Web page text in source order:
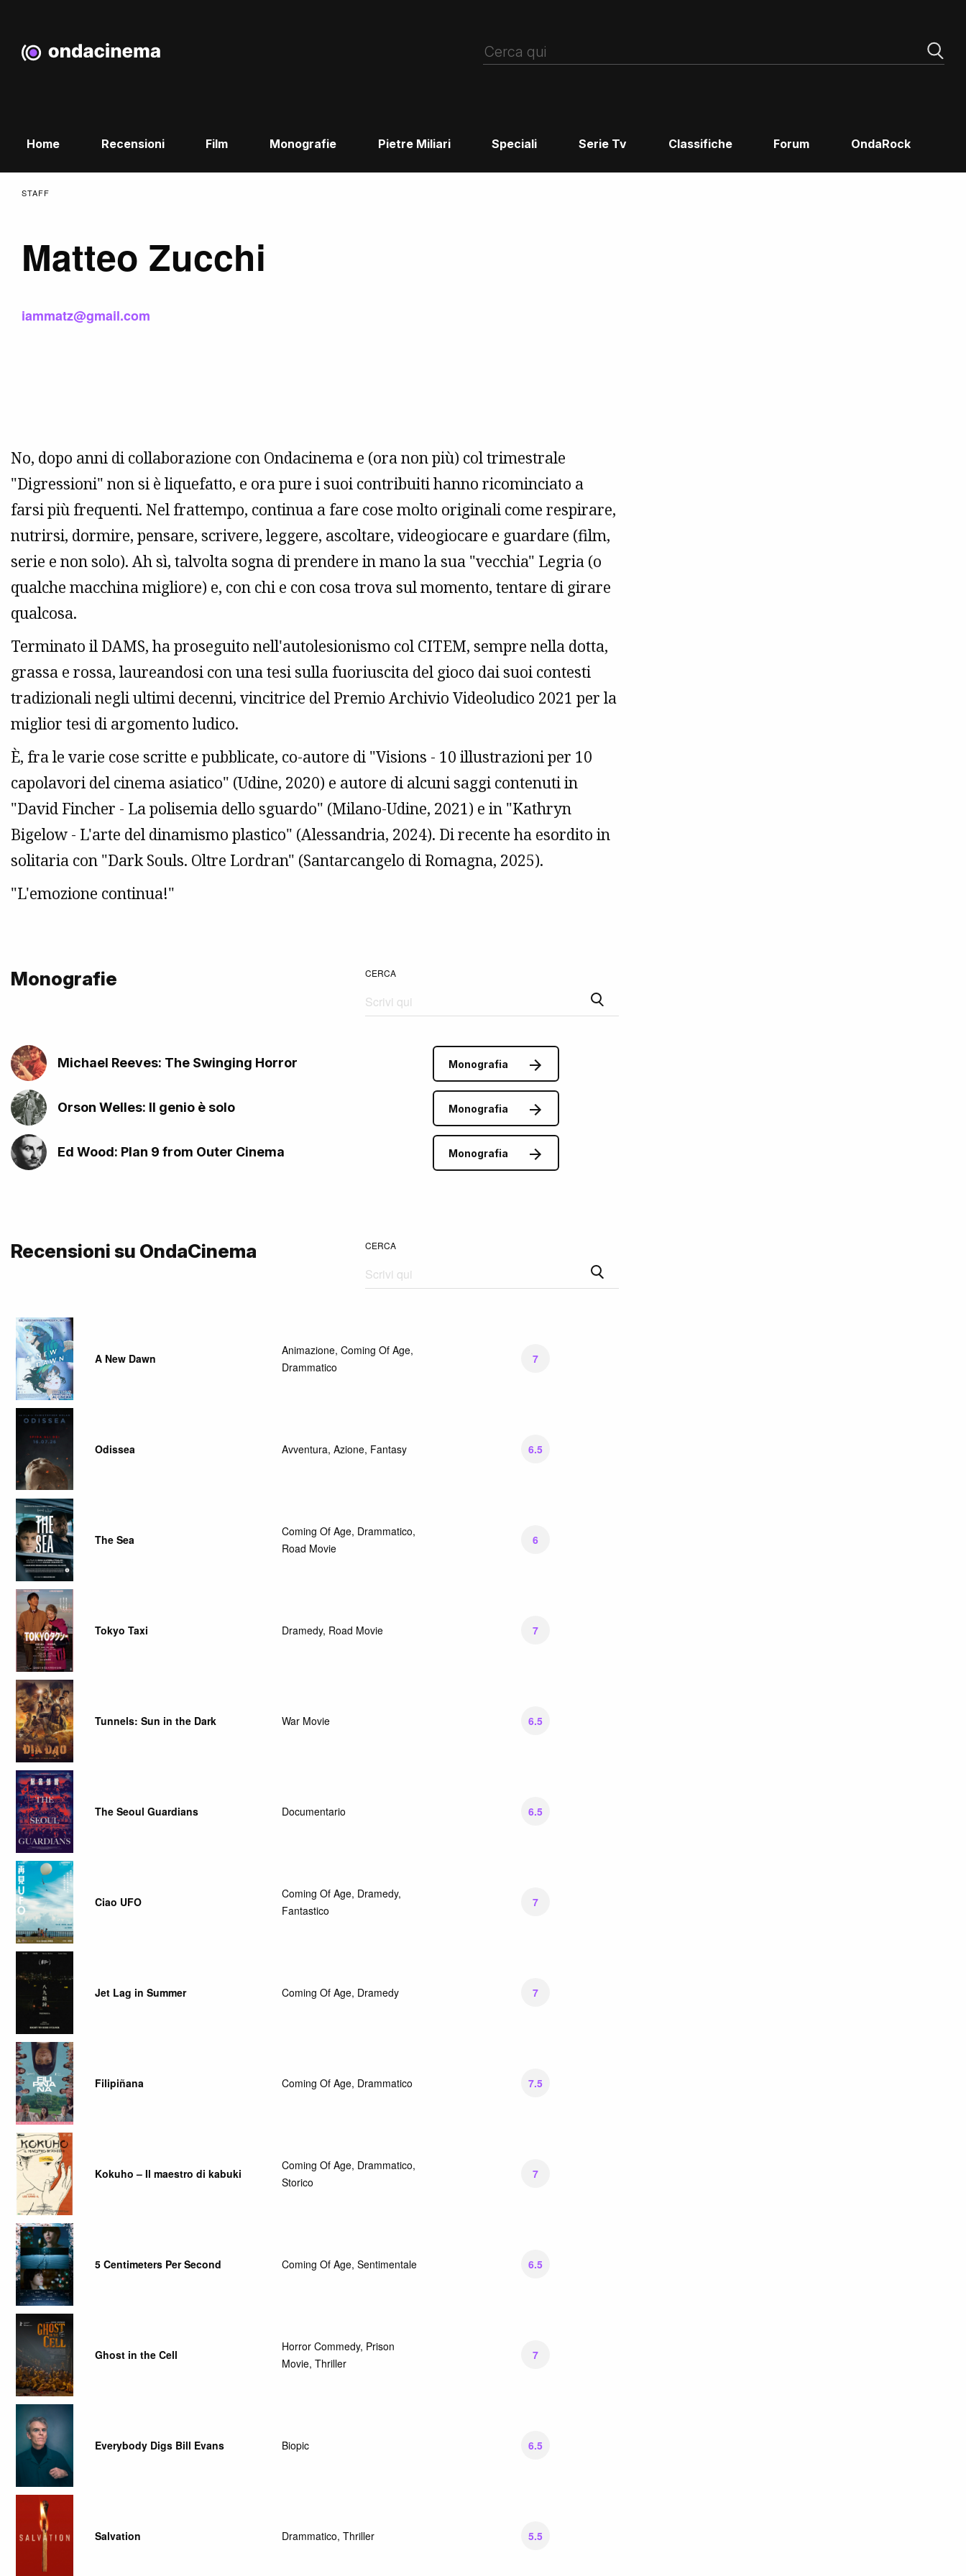
Home Recensioni Film Monografie Pietre Miliari Speciali Serie Tv Classifiche Forum OndaRock
STAFF
Matteo Zucchi
iammatz@gmail.com
No, dopo anni di collaborazione con Ondacinema e (ora non più) col trimestrale
"Digressioni" non si è liquefatto, e ora pure i suoi contribuiti hanno ricominciato a
farsi più frequenti. Nel frattempo, continua a fare cose molto originali come respirare,
nutrirsi, dormire, pensare, scrivere, leggere, ascoltare, videogiocare e guardare (film,
serie e non solo). Ah sì, talvolta sogna di prendere in mano la sua "vecchia" Legria (o
qualche macchina migliore) e, con chi e con cosa trova sul momento, tentare di girare
qualcosa.
Terminato il DAMS, ha proseguito nell'autolesionismo col CITEM, sempre nella dotta,
grassa e rossa, laureandosi con una tesi sulla fuoriuscita del gioco dai suoi contesti
tradizionali negli ultimi decenni, vincitrice del Premio Archivio Videoludico 2021 per la
miglior tesi di argomento ludico.
È, fra le varie cose scritte e pubblicate, co-autore di "Visions - 10 illustrazioni per 10
capolavori del cinema asiatico" (Udine, 2020) e autore di alcuni saggi contenuti in
"David Fincher - La polisemia dello sguardo" (Milano-Udine, 2021) e in "Kathryn
Bigelow - L'arte del dinamismo plastico" (Alessandria, 2024). Di recente ha esordito in
solitaria con "Dark Souls. Oltre Lordran" (Santarcangelo di Romagna, 2025).
"L'emozione continua!"
Monografie CERCA
Michael Reeves: The Swinging Horror Monografia
Orson Welles: Il genio è solo Monografia
Ed Wood: Plan 9 from Outer Cinema Monografia
Recensioni su OndaCinema CERCA
A New Dawn
Animazione, Coming Of Age,
Drammatico
7
Odissea Avventura, Azione, Fantasy 6.5
The Sea
Coming Of Age, Drammatico,
Road Movie
6
Tokyo Taxi Dramedy, Road Movie 7
Tunnels: Sun in the Dark War Movie 6.5
The Seoul Guardians Documentario 6.5
Ciao UFO
Coming Of Age, Dramedy,
Fantastico
7
Jet Lag in Summer Coming Of Age, Dramedy 7
Filipiñana Coming Of Age, Drammatico 7.5
Kokuho – Il maestro di kabuki
Coming Of Age, Drammatico,
Storico
7
5 Centimeters Per Second Coming Of Age, Sentimentale 6.5
Ghost in the Cell
Horror Commedy, Prison
Movie, Thriller
7
Everybody Digs Bill Evans Biopic 6.5
Salvation Drammatico, Thriller 5.5